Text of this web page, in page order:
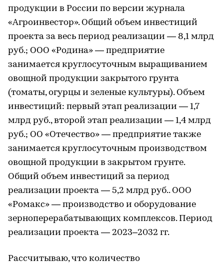
продукции в России по версии журнала
«Агроинвестор». Общий объем инвестиций
проекта за весь период реализации — 8,1 млрд
руб.; ООО «Родина» — предприятие
занимается круглосуточным выращиванием
овощной продукции закрытого грунта
(томаты, огурцы и зеленые культуры). Объем
инвестиций: первый этап реализации — 1,7
млрд руб., второй этап реализации — 1,4 млрд
руб.; ОО «Отечество» — предприятие также
занимается круглосуточным производством
овощной продукции в закрытом грунте.
Общий объем инвестиций за период
реализации проекта — 5,2 млрд руб.. ООО
«Ромакс» — производство и оборудование
зерноперерабатывающих комплексов. Период
реализации проекта — 2023–2032 гг.
Рассчитываю, что количество